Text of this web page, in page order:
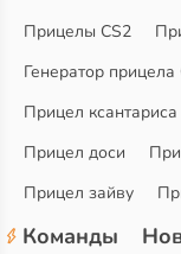
Прицелы CS2
Генератор прицела
Прицел ксантариса
Прицел доси
Прицел зайву
Команды